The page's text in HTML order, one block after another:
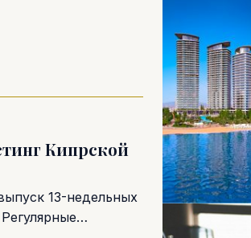
Кипрской
13-недельных